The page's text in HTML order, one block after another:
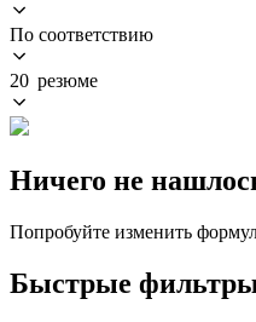
По соответствию
20 резюме
Ничего не
Попробуйте изменить
Быстрые фильтры